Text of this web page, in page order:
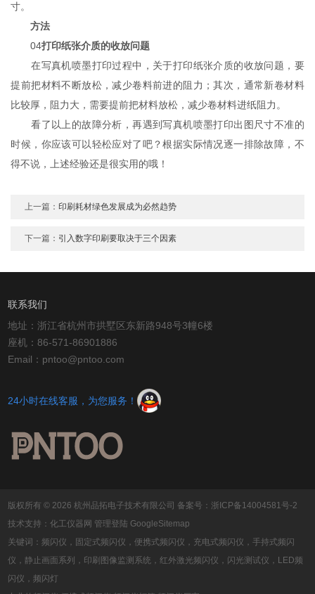
寸。
方法
04打印纸张介质的收放问题
在写真机喷墨打印过程中，关于打印纸张介质的收放问题，要
提前把材料不断放松，减少卷料前进的阻力；其次，通常新卷材料
比较厚，阻力大，需要提前把材料放松，减少卷材料进纸阻力。
看了以上的故障分析，再遇到写真机喷墨打印出图尺寸不准的
时候，你应该可以轻松应对了吧？根据实际情况逐一排除故障，不
得不说，上述经验还是很实用的哦！
上一篇：印刷耗材绿色发展成为必然趋势
下一篇： 引入数字印刷要取决于三个因素
联系我们
地址：浙江省杭州市拱墅区东新路948号3幢6楼
座机：86-571-86901886
Email：pntoo@pntoo.com
24小时在线客服，为您服务！
版权所有 © 2026 杭州品拓电子技术有限公司备案号：浙ICP备14004581号-2
技术支持：化工仪器网 管理登陆 GoogleSitemap
关键词：频闪仪，固定式频闪仪，便携式频闪仪，充电式频闪仪，手持式频闪
仪，静止画面系列，印刷图像监测系统，红外激光频闪仪，闪光测试仪，LED频
闪仪，频闪灯